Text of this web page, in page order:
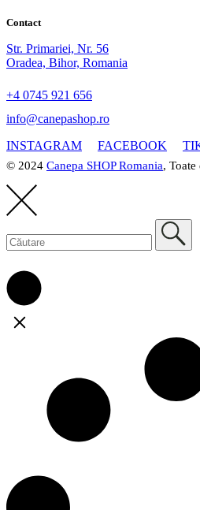
Contact
Str. Primariei, Nr. 56
Oradea, Bihor, Romania
+4 0745 921 656
info@canepashop.ro
INSTAGRAM
FACEBOOK
© 2024 Canepa SHOP Romania,